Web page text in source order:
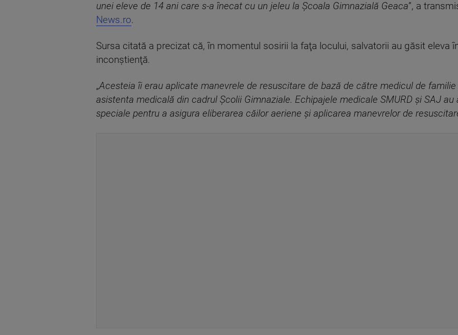
unei eleve de 14 ani care s-a înecat cu un jeleu la Şcoala Gimnazială Geaca”, a
News.ro.
Sursa citată a precizat că, în momentul sosirii la faţa locului, salvatorii au găsit eleva
inconştienţă.
„Acesteia îi erau aplicate manevrele de resuscitare de bază de către medicul de
asistenta medicală din cadrul Şcolii Gimnaziale. Echipajele medicale SMURD şi SAJ
speciale pentru a asigura eliberarea căilor aeriene şi aplicarea manevrelor de